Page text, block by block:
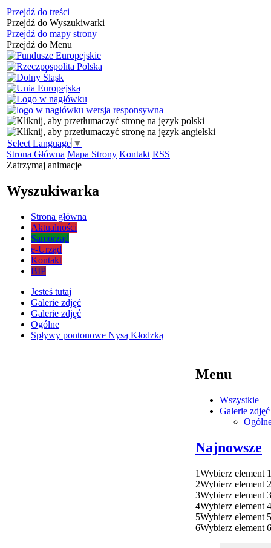
Przejdź do treści
Przejdź do Wyszukiwarki
Przejdź do mapy strony
Przejdź do Menu
Select Language ▼
Strona Główna Mapa Strony Kontakt RSS
Zatrzymaj animacje
Wyszukiwarka
Strona główna
Aktualności
Samorząd
e-Urząd
Kontakt
BIP
Jesteś tutaj
Galerie zdjęć
Galerie zdjęć
Ogólne
Spływy pontonowe Nysą Kłodzką
Menu
Wszystkie
Galerie zdjęć
Najnowsze
1Wybierz element 1
2Wybierz element 2
3Wybierz element 3
4Wybierz element 4
5Wybierz element 5
6Wybierz element 6